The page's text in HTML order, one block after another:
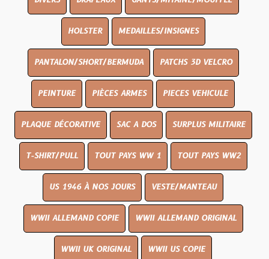
HOLSTER MEDAILLES/INSIGNES
PANTALON/SHORT/BERMUDA PATCHS 3D VELCRO
PEINTURE PIÈCES ARMES PIECES VEHICULE
PLAQUE DÉCORATIVE SAC A DOS SURPLUS MILITAIRE
T-SHIRT/PULL TOUT PAYS WW 1 TOUT PAYS WW2
US 1946 À NOS JOURS VESTE/MANTEAU
WWII ALLEMAND COPIE WWII ALLEMAND ORIGINAL
WWII UK ORIGINAL WWII US COPIE